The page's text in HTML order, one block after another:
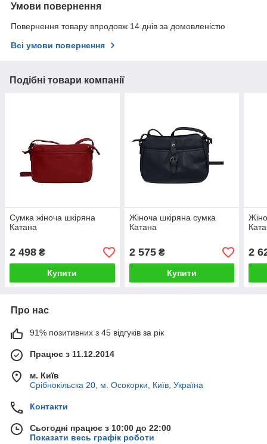
Умови повернення
Повернення товару впродовж 14 днів за домовленістю
Всі умови повернення
Подібні товари компанії
Сумка жіноча шкіряна
Катана
2 498 ₴
Купити
Жіноча шкіряна сумка
Катана
2 575₴
Купити
2
Про нас
91% позитивних з 45 відгуків за рік
Працює з 11.12.2014
м. Київ
Срібнокільска 20, м. Осокорки, Київ, Україна
Контакти
Сьогодні працює з 10:00 до 22:00
Показати весь графік роботи